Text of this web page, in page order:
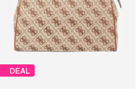
DEAL